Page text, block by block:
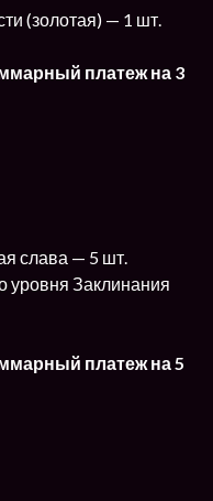
(золотая) — 1 шт.
платеж на 3
слава — 5 шт.
уровня Заклинания
платеж на 5